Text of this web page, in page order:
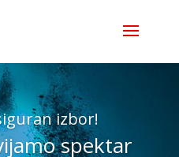
izbor!
spektar